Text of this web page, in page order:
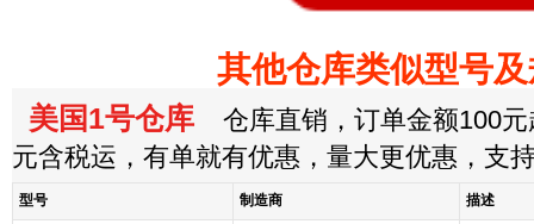
其他仓库类似型号
美国1号仓库 仓库直销，订单金额100元
元含税运，有单就有优惠，量大更优惠，支
型号 制造商
描述